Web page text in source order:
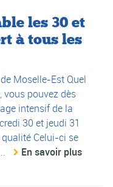
les 30 et
à tous les
Moselle-Est Quel
vous pouvez dès
intensif de la
30 et jeudi 31
Celui-ci se
En savoir plus